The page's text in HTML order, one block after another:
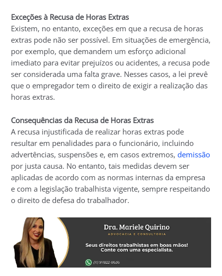
Exceções à Recusa de Horas Extras
Existem, no entanto, exceções em que a recusa de horas
extras pode não ser possível. Em situações de emergência,
por exemplo, que demandem um esforço adicional
imediato para evitar prejuízos ou acidentes, a recusa pode
ser considerada uma falta grave. Nesses casos, a lei prevê
que o empregador tem o direito de exigir a realização das
horas extras.
Consequências da Recusa de Horas Extras
A recusa injustificada de realizar horas extras pode
resultar em penalidades para o funcionário, incluindo
advertências, suspensões e, em casos extremos,demissão
por justa causa. No entanto, tais medidas devem ser
aplicadas de acordo com as normas internas da empresa
e com a legislação trabalhista vigente, sempre respeitando
o direito de defesa do trabalhador.